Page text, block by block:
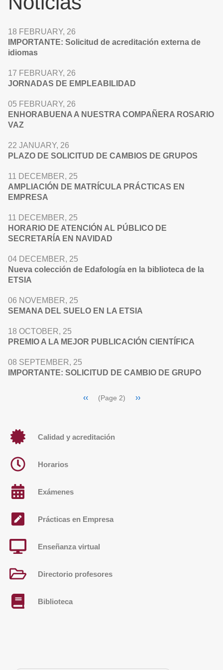
18 FEBRUARY, 26
IMPORTANTE: Solicitud de acreditación externa de
idiomas
17 FEBRUARY, 26
JORNADAS DE EMPLEABILIDAD
05 FEBRUARY, 26
ENHORABUENA A NUESTRA COMPAÑERA ROSARIO
VAZ
22 JANUARY, 26
PLAZO DE SOLICITUD DE CAMBIOS DE GRUPOS
11 DECEMBER, 25
AMPLIACIÓN DE MATRÍCULA PRÁCTICAS EN
EMPRESA
11 DECEMBER, 25
HORARIO DE ATENCIÓN AL PÚBLICO DE
SECRETARÍA EN NAVIDAD
04 DECEMBER, 25
Nueva colección de Edafología en la biblioteca de la
ETSIA
06 NOVEMBER, 25
SEMANA DEL SUELO EN LA ETSIA
18 OCTOBER, 25
PREMIO A LA MEJOR PUBLICACIÓN CIENTÍFICA
08 SEPTEMBER, 25
IMPORTANTE: SOLICITUD DE CAMBIO DE GRUPO
Previous
‹‹ (Page 2)
Next
››
Calidad y acreditación
Horarios
Exámenes
Prácticas en Empresa
Enseñanza virtual
Directorio profesores
Biblioteca